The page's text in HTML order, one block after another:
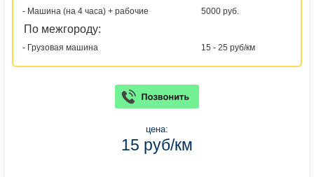
- Машина (на 4 часа) + рабочие
5000 руб.
По межгороду:
- Грузовая машина 15 - 25 руб/км
цена:
15 руб/км